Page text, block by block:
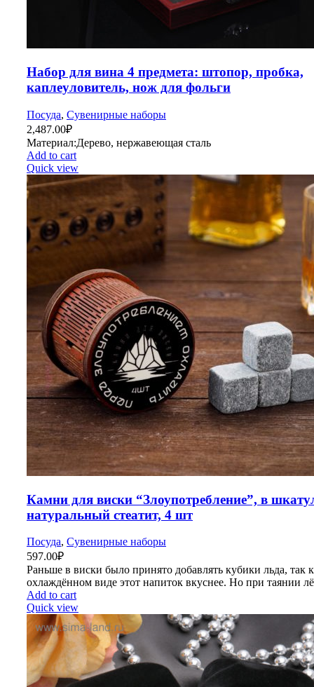
Набор для вина 4 предмета: штопор, пробка,
каплеуловитель, нож для фольги
Посуда, Сувенирные наборы
2,487.00₽
Материал:Дерево, нержавеющая сталь
Add to cart
Quick view
Камни для виски “Злоупотребление”, в
натуральный стеатит, 4 шт
Посуда, Сувенирные наборы
597.00₽
Раньше в виски было принято добавлять кубики льда, так
охлаждённом виде этот напиток вкуснее. Но при таянии
Add to cart
Quick view